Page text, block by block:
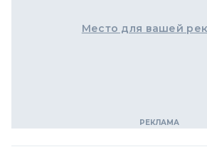
Место для вашей